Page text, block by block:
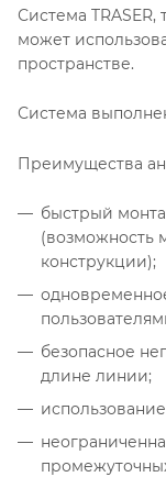
Система TRASER,
может
пространстве.
Система
Преимущества
быстрый
(возможность
конструкции);
безопасное
длине линии;